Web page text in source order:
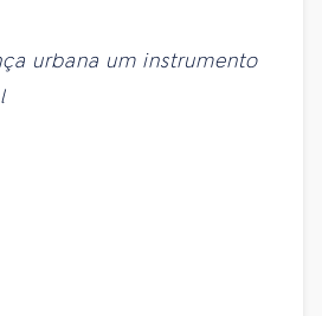
urbana um instrumento